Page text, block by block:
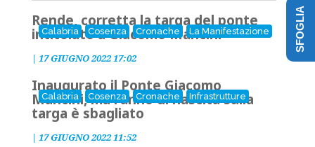
Calabria Cosenza Cronache La Manifestazione
Rende, corretta la targa del ponte
intitolato a Giacomo Mancini
| 17 GIUGNO 2022 17:02
Calabria Cosenza Cronache Infrastrutture
Inaugurato il Ponte Giacomo
Mancini, ma l'anno di nascita sulla
targa è sbagliato
| 17 GIUGNO 2022 11:52
SFOGLIA